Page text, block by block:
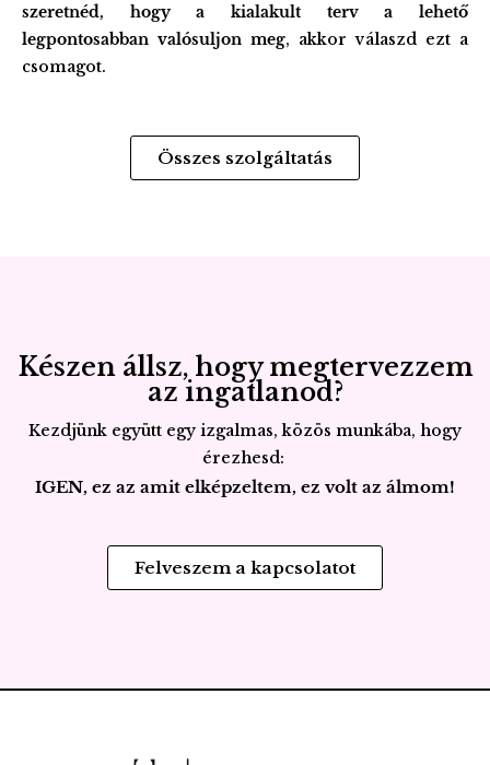
szeretnéd, hogy a kialakult terv a lehető
legpontosabban valósuljon meg, akkor válaszd ezt a
csomagot.
Összes szolgáltatás
Készen állsz, hogy megtervezzem
az ingatlanod?
Kezdjünk együtt egy izgalmas, közös munkába, hogy
érezhesd:
IGEN, ez az amit elképzeltem, ez volt az álmom!
Felveszem a kapcsolatot